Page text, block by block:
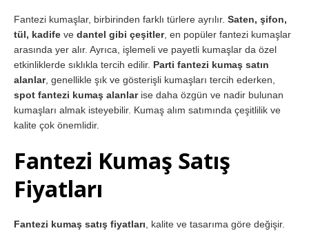
Fantezi kumaşlar, birbirinden farklı türlere ayrılır. Saten, şifon,
tül, kadife ve dantel gibi çeşitler, en popüler fantezi kumaşlar
arasında yer alır. Ayrıca, işlemeli ve payetli kumaşlar da özel
etkinliklerde sıklıkla tercih edilir. Parti fantezi kumaş satın
alanlar, genellikle şık ve gösterişli kumaşları tercih ederken,
spot fantezi kumaş alanlarise daha özgün ve nadir bulunan
kumaşları almak isteyebilir. Kumaş alım satımında çeşitlilik ve
kalite çok önemlidir.
Fantezi Kumaş Satış
Fiyatları
Fantezi kumaş satış fiyatları, kalite ve tasarıma göre değişir.